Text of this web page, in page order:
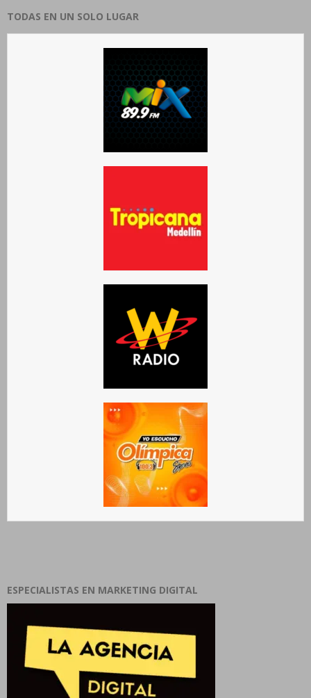
TODAS EN UN SOLO LUGAR
ESPECIALISTAS EN MARKETING DIGITAL